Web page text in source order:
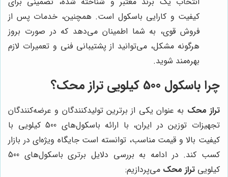
کیفیت و کارایی باسکول است. همچنین، خدمات پس از
فروش قوی، به شما اطمینان می‌دهد که در صورت بروز
هرگونه مشکل، می‌توانید از پشتیبانی فنی و تعمیرات لازم
بهره‌مند شوید.
چرا باسکول 500 کیلویی تراز محک؟
تراز محک به عنوان یکی از برترین تولیدکنندگان و عرضه‌کنندگان
تجهیزات توزین در ایران، با ارائه باسکول‌های 500 کیلویی با
کیفیت بالا و قیمت مناسب، توانسته است جایگاه ویژه‌ای در بازار
کسب کند. در ادامه به بررسی دلایل برتری باسکول‌های 500
کیلویی تراز محک می‌پردازیم: